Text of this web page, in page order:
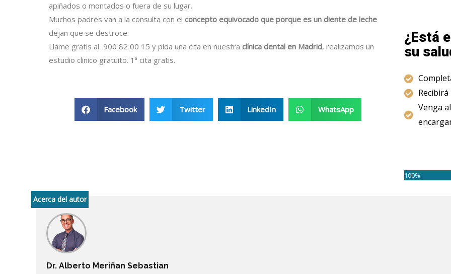
apiñados o montados o fuera de su lugar.
Muchos padres van a la consulta con el concepto equivocado que porque es un diente de leche
dejan que se destroce.
Llame gratis al 900 82 00 15 y pida una cita en nuestra clínica dental en Madrid, realizamos un
estudio clinico gratuito. 1ª cita gratis.
Facebook Twitter LinkedIn WhatsApp
¿Está
su
Venga
100%
Acerca del autor
Dr. Alberto Meriñan Sebastian